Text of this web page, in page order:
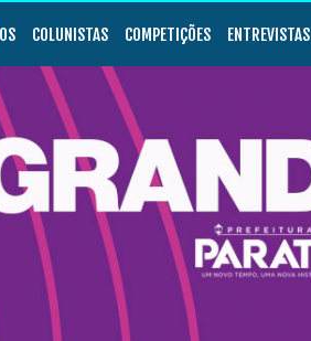
COLUNISTAS COMPETIÇÕES ENTREVISTAS